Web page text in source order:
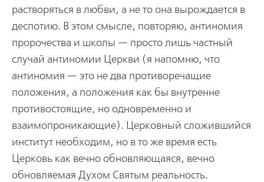
растворяться в любви, а не то она вырождается в
деспотию. В этом смысле, повторяю, антиномия
пророчества и школы — просто лишь частный
случай антиномии Церкви (я напомню, что
антиномия — это не два противоречащие
положения, а положения как бы внутренне
противостоящие, но одновременно и
взаимопроникающие). Церковный сложившийся
институт необходим, но в то же время есть
Церковь как вечно обновляющаяся, вечно
обновляемая Духом Святым реальность.